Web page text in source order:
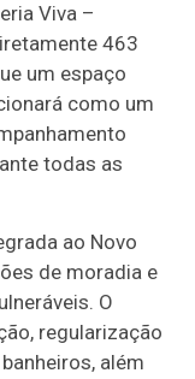
Viva –
463
um espaço
como um
todas as
ao Novo
de moradia e
O
regularização
além